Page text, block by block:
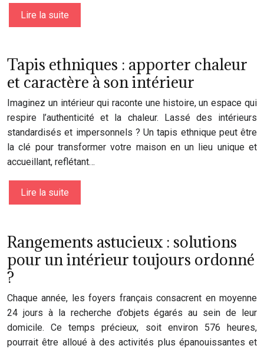
Lire la suite
Tapis ethniques : apporter chaleur
et caractère à son intérieur
Imaginez un intérieur qui raconte une histoire, un espace qui
respire l’authenticité et la chaleur. Lassé des intérieurs
standardisés et impersonnels ? Un tapis ethnique peut être
la clé pour transformer votre maison en un lieu unique et
accueillant, reflétant…
Lire la suite
Rangements astucieux : solutions
pour un intérieur toujours ordonné
?
Chaque année, les foyers français consacrent en moyenne
24 jours à la recherche d’objets égarés au sein de leur
domicile. Ce temps précieux, soit environ 576 heures,
pourrait être alloué à des activités plus épanouissantes et